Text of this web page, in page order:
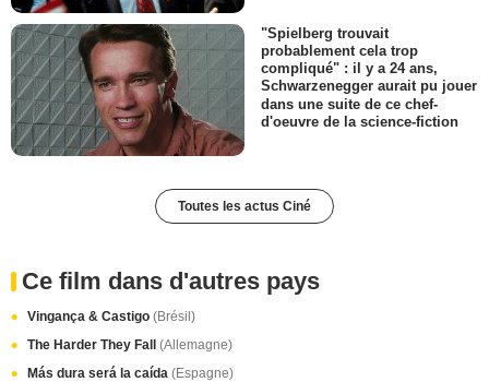
"Spielberg trouvait
probablement cela trop
compliqué" : il y a 24 ans,
Schwarzenegger aurait pu jouer
dans une suite de ce chef-
d'oeuvre de la science-fiction
Toutes les actus Ciné
Ce film dans d'autres pays
Vingança & Castigo (Brésil)
The Harder They Fall (Allemagne)
Más dura será la caída (Espagne)